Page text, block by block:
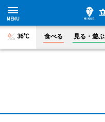
36°C 食べる 見る・遊ぶ